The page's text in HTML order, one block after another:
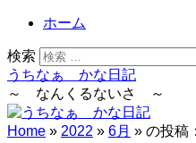
ホーム
検索
うちなぁ かな日記
～ なんくるないさ ～
Home » 2022 » 6月 » の投稿：